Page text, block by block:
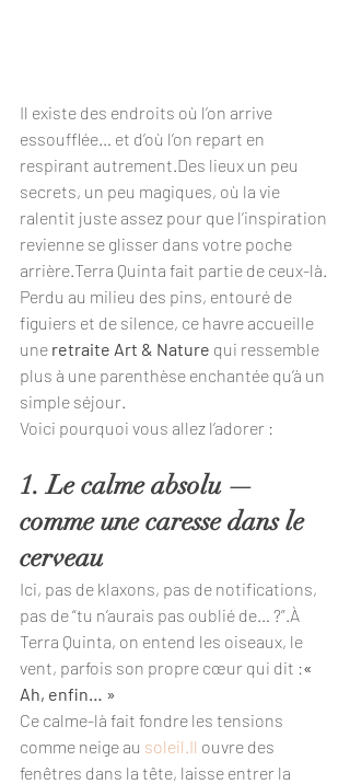
Il existe des endroits où l’on arrive
essoufflée… et d’où l’on repart en
respirant autrement.Des lieux un peu
secrets, un peu magiques, où la vie
ralentit juste assez pour que l’inspiration
revienne se glisser dans votre poche
arrière.Terra Quinta fait partie de ceux-là.
Perdu au milieu des pins, entouré de
figuiers et de silence, ce havre accueille
une retraite Art & Nature qui ressemble
plus à une parenthèse enchantée qu’à un
simple séjour.
Voici pourquoi vous allez l’adorer :
1. Le calme absolu —
comme une caresse dans le
cerveau
Ici, pas de klaxons, pas de notifications,
pas de “tu n’aurais pas oublié de… ?”.À
Terra Quinta, on entend les oiseaux, le
vent, parfois son propre cœur qui dit :«
Ah, enfin… »
Ce calme-là fait fondre les tensions
comme neige au soleil.Il ouvre des
fenêtres dans la tête, laisse entrer la